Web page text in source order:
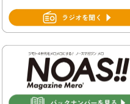
書が変わります！
2026年7月30日 豊前市立豊前
中学校の進捗状況について